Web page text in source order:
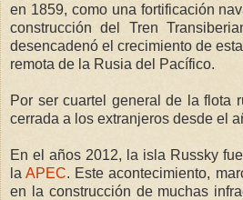
en 1859, como una fortificación
construcción del Tren
desencadenó el crecimiento de
remota de la Rusia del Pacífico.
Por ser cuartel general de la flota
cerrada a los extranjeros desde el
En el años 2012, la isla Russky
laAPEC. Este acontecimiento,
en la construcción de muchas